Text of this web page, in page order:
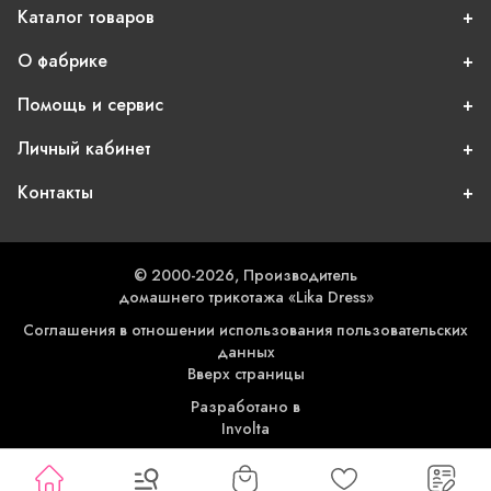
Каталог товаров
О фабрике
Помощь и сервис
Личный кабинет
Контакты
© 2000-2026, Производитель
домашнего трикотажа «Lika Dress»
Соглашения в отношении использования пользовательских
данных
Вверх страницы
Разработано в
Involta